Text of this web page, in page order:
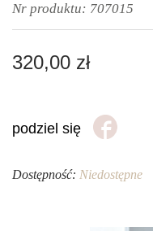
Nr produktu: 707015
320,00 zł
podziel się
Dostępność: Niedostępne